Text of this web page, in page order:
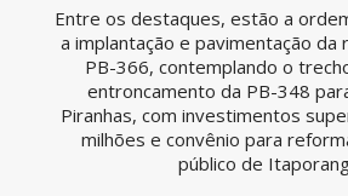
Entre os destaques, estão a
a implantação e pavimentação da
PB-366, contemplando o
entroncamento da PB-348
Piranhas, com investimentos
milhões e convênio para
público de